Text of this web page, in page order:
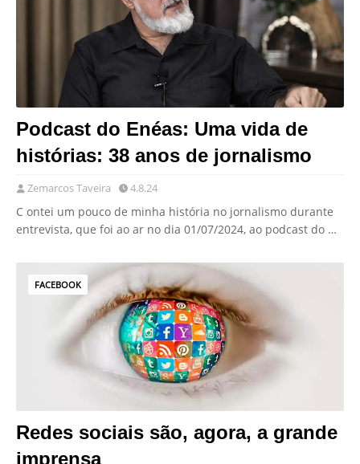
Podcast do Enéas: Uma vida de
histórias: 38 anos de jornalismo
Zemarcos Taveira 4.8.24
C ontei um pouco de minha história no jornalismo durante
entrevista, que foi ao ar no dia 01/07/2024, ao podcast do …
FACEBOOK
Redes sociais são, agora, a grande
imprensa